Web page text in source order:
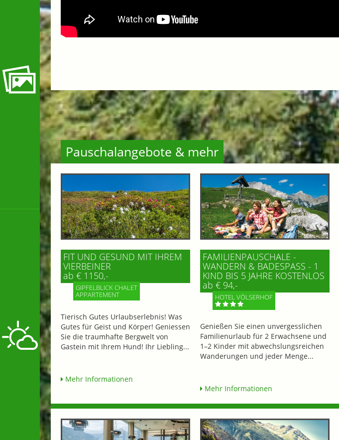
Pauschalangebote & mehr
FIT UND GESUND MIT IHREM
VIERBEINER
ab € 1150,-
GIPFELBLICK CHALET
APPARTEMENT
Tierisch Gutes Urlaubserlebnis! Was
Gutes für Geist und Körper! Geniessen
Sie die traumhafte Bergwelt von
Gastein mit Ihrem Hund! Ihr Liebling...
Mehr Informationen
FAMILIENPAUSCHALE -
WANDERN & BADESPASS - 1 K
IND BIS 5 JAHRE KOSTENLOS
ab € 94,-
HOTEL VÖLSERHOF
Genießen Sie einen unvergesslichen
Familienurlaub für 2 Erwachsene und
1–2 Kinder mit abwechslungsreichen
Wanderungen und jeder Menge...
Mehr Informationen